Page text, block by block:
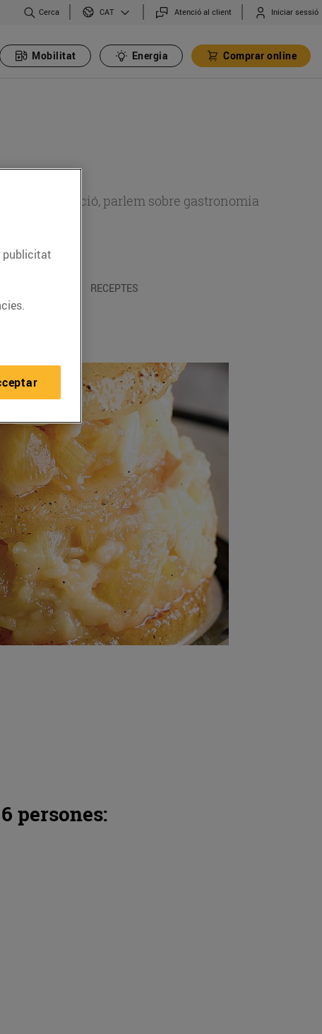
Cerca CAT Atenció al client Iniciar sessió
Mobilitat Energia Comprar online
alimentació, parlem sobre gastronomia
RECEPTES
persones:
publicitat